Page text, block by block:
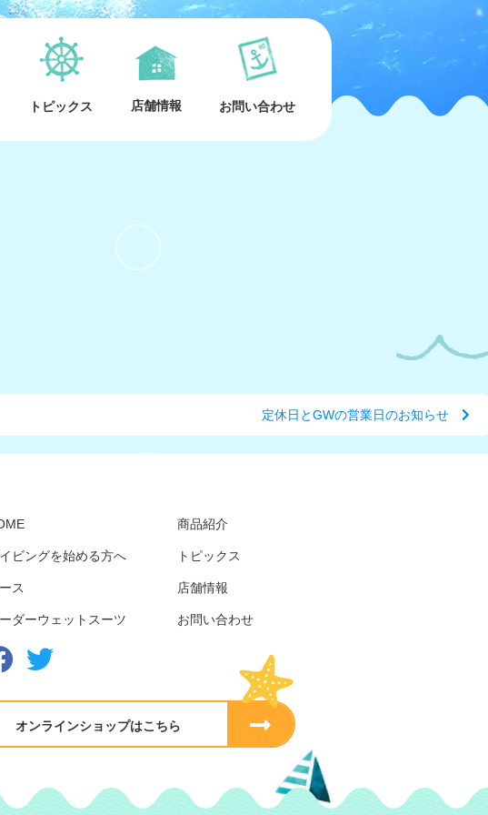
トピックス 店舗情報 お問い合わせ
定休日とGWの営業日のお知らせ
商品紹介
ビングを始める方へ トピックス
ス 店舗情報
ダーウェットスーツ お問い合わせ
オンラインショップはこちら